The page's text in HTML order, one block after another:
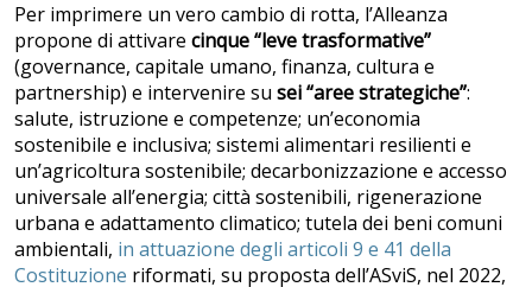
Per imprimere un vero cambio di rotta, l’Alleanza
propone di attivare cinque “leve trasformative”
(governance, capitale umano, finanza, cultura e
partnership) e intervenire su sei “aree strategiche”:
salute, istruzione e competenze; un’economia
sostenibile e inclusiva; sistemi alimentari resilienti e
un’agricoltura sostenibile; decarbonizzazione e accesso
universale all’energia; città sostenibili, rigenerazione
urbana e adattamento climatico; tutela dei beni comuni
ambientali, in attuazione degli articoli 9 e 41 della
Costituzione riformati, su proposta dell’ASviS, nel 2022,